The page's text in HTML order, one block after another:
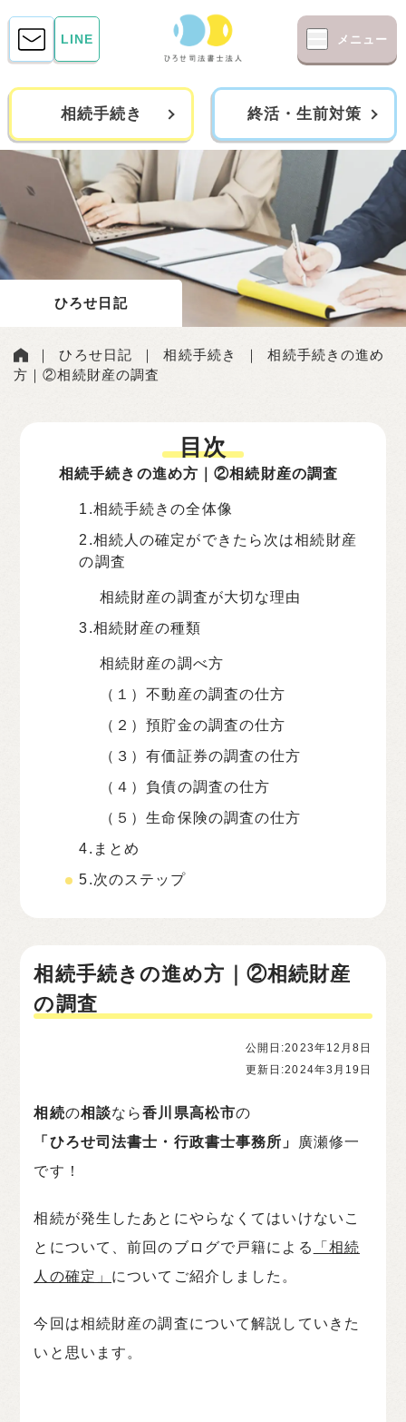
LINE メニュー
相続手続き 終活・生前対策
ひろせ日記
｜ひろせ日記 ｜相続手続き ｜相続手続きの進め
方｜②相続財産の調査
相続手続きの進め方｜②相続財産
の調査
公開日:2023年12月8日
更新日:2024年3月19日
相続の相談なら香川県高松市の
「ひろせ司法書士・行政書士事務所」
廣瀬修一
です！
相続が発生したあとにやらなくてはいけないこ
とについて、前回のブログで戸籍による
「相続
人の確定」 についてご紹介しました。
今回は相続財産の調査について解説していきた
いと思います。
目次
相続手続きの進め方｜②相続財産の調査
1.相続手続きの全体像
2.相続人の確定ができたら次は相続財産
の調査
相続財産の調査が大切な理由
3.相続財産の種類
相続財産の調べ方
（１）不動産の調査の仕方
（２）預貯金の調査の仕方
（３）有価証券の調査の仕方
（４）負債の調査の仕方
（５）生命保険の調査の仕方
4.まとめ
5.次のステップ